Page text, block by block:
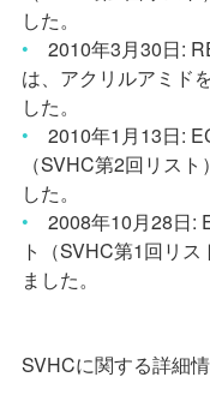
した。
•
2010年3月30日:
は、アクリルアミド
した。
• 2010年1 月13日:
（SVHC第2回リスト
した。
• 2008年10月28日:
ト（SVHC第1回リス
ました。
SVHCに関する詳細